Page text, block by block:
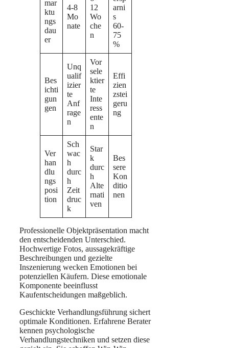
mar
ktu
ngs
dau
er
4-8
Mo
nate
12
Wo
che
n
arni
s
60-
75
%
Bes
ichti
gun
gen
Unq
ualif
izier
te
Anf
rage
n
Vor
sele
ktier
te
Inte
ress
ente
n
Effi
zien
zstei
geru
ng
Ver
han
dlu
ngs
posi
tion
Sch
wac
h
durc
h
Zeit
druc
k
Star
k
durc
h
Alte
rnati
ven
Bes
sere
Kon
ditio
nen
Professionelle Objektpräsentation macht
den entscheidenden Unterschied.
Hochwertige Fotos, aussagekräftige
Beschreibungen und gezielte
Inszenierung wecken Emotionen bei
potenziellen Käufern. Diese emotionale
Komponente beeinflusst
Kaufentscheidungen maßgeblich.
Geschickte Verhandlungsführung sichert
optimale Konditionen. Erfahrene Berater
kennen psychologische
Verhandlungstechniken und setzen diese